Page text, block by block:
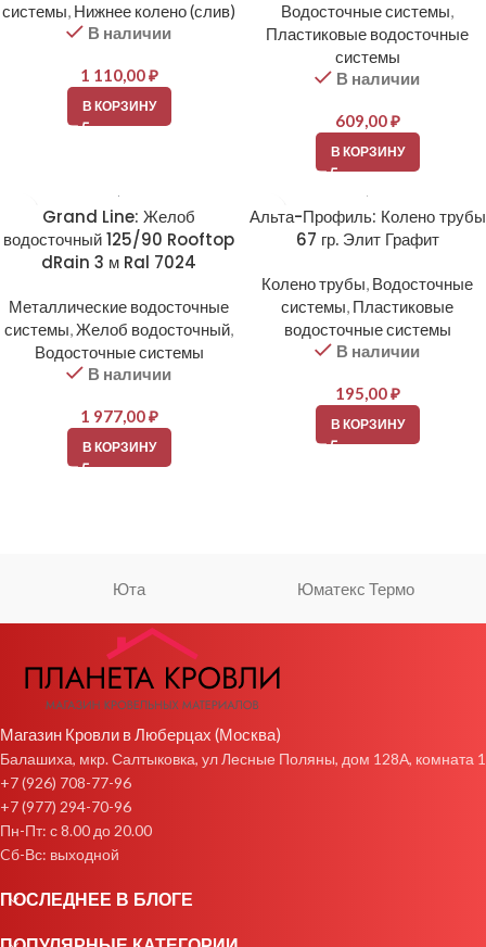
системы, Нижнее колено (слив)
В наличии
1 110,00₽
В КОРЗИНУ
Водосточные системы,
Пластиковые водосточные
системы
В наличии
609,00₽
В КОРЗИНУ
Grand Line: Желоб
водосточный 125/90 Rooftop
dRain 3 м Ral 7024
Металлические водосточные
системы,Желоб водосточный,
Водосточные системы
В наличии
1 977,00₽
В КОРЗИНУ
Альта-Профиль: Колено трубы
67 гр. Элит Графит
Колено трубы, Водосточные
системы, Пластиковые
водосточные системы
В наличии
195,00₽
В КОРЗИНУ
Юта Юматекс Термо
Магазин Кровли в Люберцах (Москва)
Балашиха, мкр. Салтыковка, ул Лесные Поляны, дом 128А, комната 1
+7 (926) 708-77-96
+7 (977) 294-70-96
Пн-Пт: с 8.00 до 20.00
Cб-Вс: выходной
ПОСЛЕДНЕЕ В БЛОГЕ